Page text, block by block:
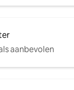
aanbevolen